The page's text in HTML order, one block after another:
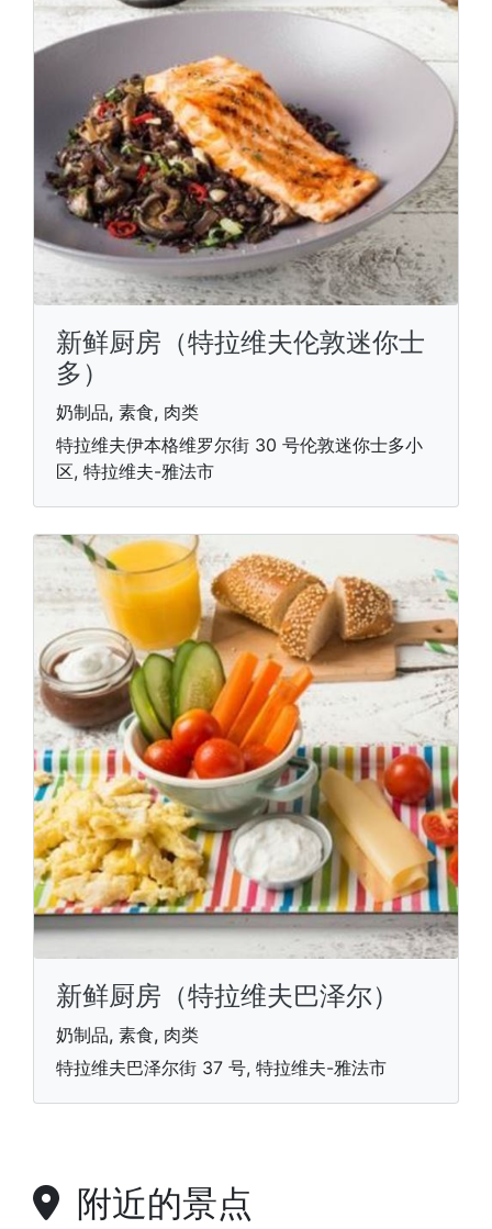
新鲜厨房（特拉维夫伦敦迷你士
多）
奶制品, 素食, 肉类
特拉维夫伊本格维罗尔街 30 号伦敦迷你士多小
区, 特拉维夫-雅法市
新鲜厨房（特拉维夫巴泽尔）
奶制品, 素食, 肉类
特拉维夫巴泽尔街 37 号, 特拉维夫-雅法市
附近的景点